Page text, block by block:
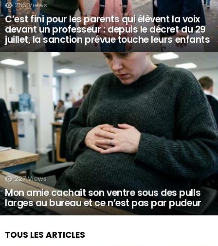
266 Views
C’est fini pour les parents qui élèvent la voix
devant un professeur : depuis le décret du 29
juillet, la sanction prévue touche leurs enfants
227 Views
Mon amie cachait son ventre sous des pulls
larges au bureau et ce n’est pas par pudeur
TOUS LES ARTICLES